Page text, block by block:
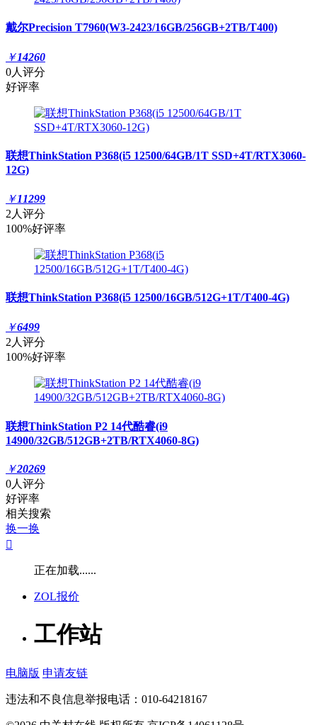
戴尔Precision T7960(W3-2423/16GB/256GB+2TB/T400)
￥14260
0人评分
好评率
联想ThinkStation P368(i5 12500/64GB/1T SSD+4T/RTX3060-
12G)
￥11299
2人评分
100%好评率
联想ThinkStation P368(i5 12500/16GB/512G+1T/T400-4G)
￥6499
2人评分
100%好评率
联想ThinkStation P2 14代酷睿(i9
14900/32GB/512GB+2TB/RTX4060-8G)
￥20269
0人评分
好评率
相关搜索
换一换

正在加载......
ZOL报价
工作站
电脑版 申请友链
违法和不良信息举报电话：010-64218167